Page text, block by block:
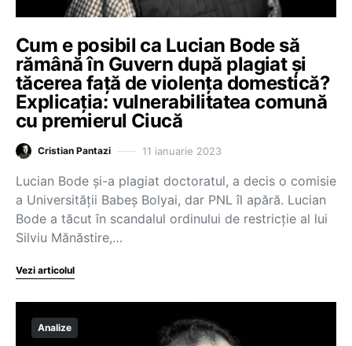
Cum e posibil ca Lucian Bode să
rămână în Guvern după plagiat și
tăcerea față de violența domestică?
Explicația: vulnerabilitatea comună
cu premierul Ciucă
Cristian Pantazi 11 ianuarie 2023
Lucian Bode și-a plagiat doctoratul, a decis o comisie
a Universității Babeș Bolyai, dar PNL îl apără. Lucian
Bode a tăcut în scandalul ordinului de restricție al lui
Silviu Mănăstire,…
Vezi articolul
Analize